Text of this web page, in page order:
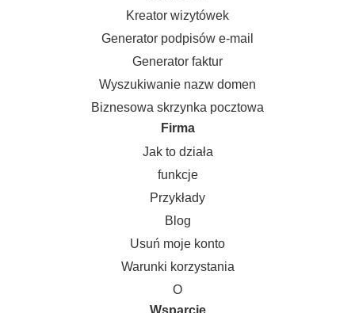
Kreator wizytówek
Generator podpisów e-mail
Generator faktur
Wyszukiwanie nazw domen
Biznesowa skrzynka pocztowa
Firma
Jak to działa
funkcje
Przykłady
Blog
Usuń moje konto
Warunki korzystania
O
Wsparcie